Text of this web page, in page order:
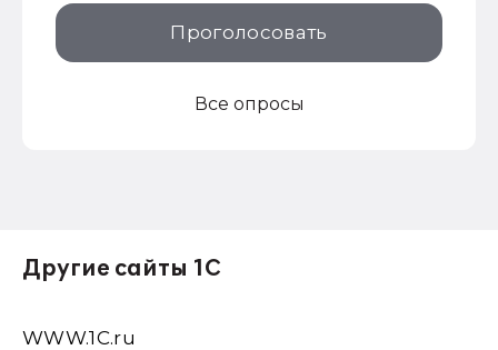
Проголосовать
Все опросы
Другие сайты 1С
WWW.1С.ru